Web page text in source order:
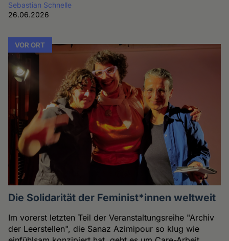
Sebastian Schnelle
26.06.2026
VOR ORT
Die Solidarität der Feminist*innen weltweit
Im vorerst letzten Teil der Veranstaltungsreihe "Archiv
der Leerstellen", die Sanaz Azimipour so klug wie